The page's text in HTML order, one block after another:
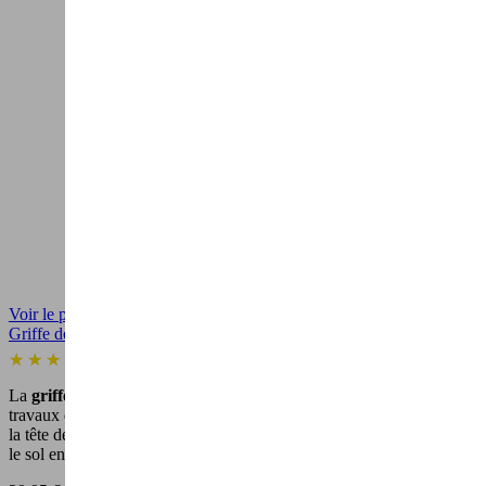
Voir le produit
Griffe de jardinage à rotation en acier - Outil de jardin...
La griffe de jardin rotative
travaux de jardinage. Sa conception ingénieuse facilite la rotation de
la tête de l'outil pour creuser, bêcher, déraciner, retourner et ameublir
le sol en toute sécurité et confort.